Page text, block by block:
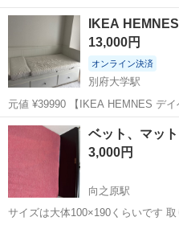
13,000円
オンライン決済
別府大学駅
元値 ¥39990 【IKEA HEMNES デイベッドフレーム ホワイト】 3年ほ
ど使用したIKEAのHEMNES（ヘム
買い替えの
大分 別府市 別府大学駅
ベット、マッ
3,000円
向之原駅
サイズは大体100×190くらいです